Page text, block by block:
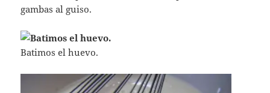
gambas al guiso.
Batimos el huevo.